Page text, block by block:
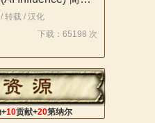
转载 / 汉化
下载：65198 次
10贡献+20第纳尔